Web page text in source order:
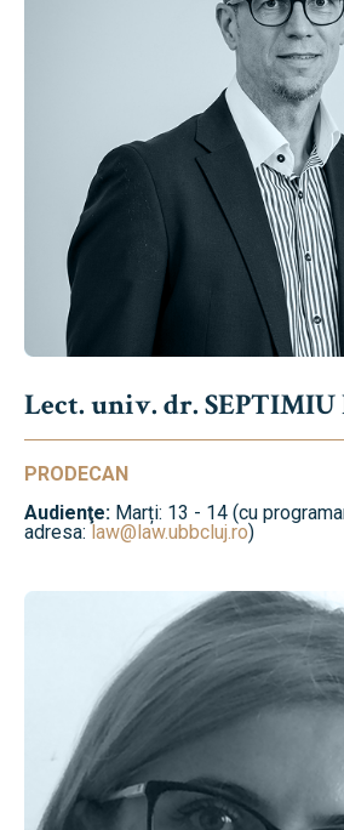
Lect. univ. dr. SEPTIMIU
PRODECAN
Audienţe: Marți: 13 - 14 (cu
adresa:law@law.ubbcluj.ro)